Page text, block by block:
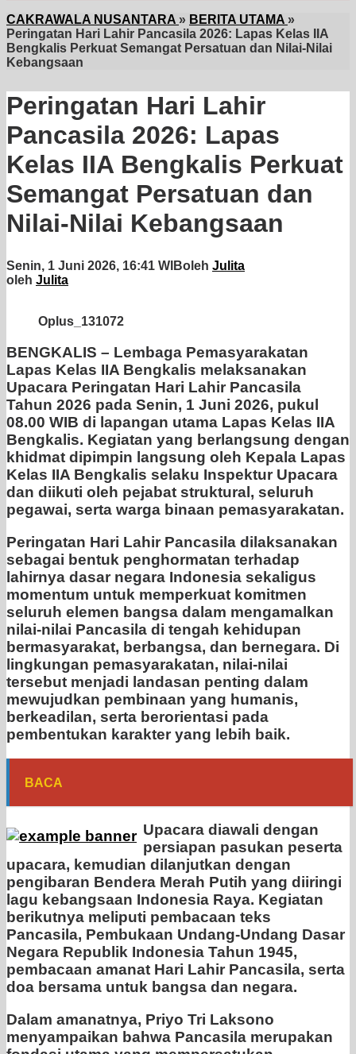
CAKRAWALA NUSANTARA » BERITA UTAMA »
Peringatan Hari Lahir Pancasila 2026: Lapas Kelas IIA
Bengkalis Perkuat Semangat Persatuan dan Nilai-Nilai
Kebangsaan
Peringatan Hari Lahir
Pancasila 2026: Lapas
Kelas IIA Bengkalis Perkuat
Semangat Persatuan dan
Nilai-Nilai Kebangsaan
Senin, 1 Juni 2026, 16:41 WIBoleh Julita
oleh Julita
Oplus_131072
BENGKALIS – Lembaga Pemasyarakatan
Lapas Kelas IIA Bengkalis melaksanakan
Upacara Peringatan Hari Lahir Pancasila
Tahun 2026 pada Senin, 1 Juni 2026, pukul
08.00 WIB di lapangan utama Lapas Kelas IIA
Bengkalis. Kegiatan yang berlangsung dengan
khidmat dipimpin langsung oleh Kepala Lapas
Kelas IIA Bengkalis selaku Inspektur Upacara
dan diikuti oleh pejabat struktural, seluruh
pegawai, serta warga binaan pemasyarakatan.
Peringatan Hari Lahir Pancasila dilaksanakan
sebagai bentuk penghormatan terhadap
lahirnya dasar negara Indonesia sekaligus
momentum untuk memperkuat komitmen
seluruh elemen bangsa dalam mengamalkan
nilai-nilai Pancasila di tengah kehidupan
bermasyarakat, berbangsa, dan bernegara. Di
lingkungan pemasyarakatan, nilai-nilai
tersebut menjadi landasan penting dalam
mewujudkan pembinaan yang humanis,
berkeadilan, serta berorientasi pada
pembentukan karakter yang lebih baik.
BACA
Upacara diawali dengan
persiapan pasukan peserta
upacara, kemudian dilanjutkan dengan
pengibaran Bendera Merah Putih yang diiringi
lagu kebangsaan Indonesia Raya. Kegiatan
berikutnya meliputi pembacaan teks
Pancasila, Pembukaan Undang-Undang Dasar
Negara Republik Indonesia Tahun 1945,
pembacaan amanat Hari Lahir Pancasila, serta
doa bersama untuk bangsa dan negara.
Dalam amanatnya, Priyo Tri Laksono
menyampaikan bahwa Pancasila merupakan